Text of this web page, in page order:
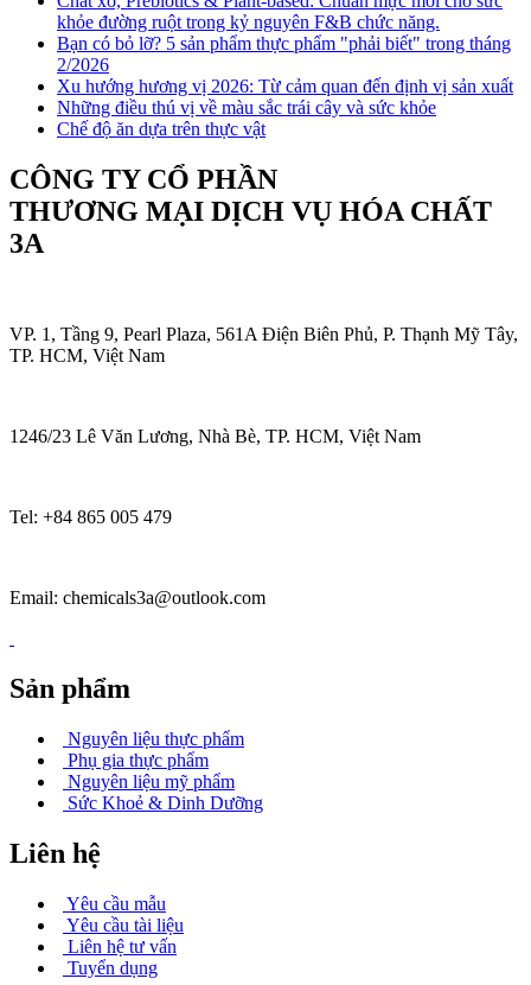
khỏe đường ruột trong kỷ nguyên F&B chức năng.
Bạn có bỏ lỡ? 5 sản phẩm thực phẩm "phải biết" trong tháng
2/2026
Xu hướng hương vị 2026: Từ cảm quan đến định vị sản xuất
Những điều thú vị về màu sắc trái cây và sức khỏe
Chế độ ăn dựa trên thực vật
CÔNG TY CỔ PHẦN
THƯƠNG MẠI DỊCH VỤ HÓA CHẤT
3A
VP. 1, Tầng 9, Pearl Plaza, 561A Điện Biên Phủ, P. Thạnh Mỹ Tây,
TP. HCM, Việt Nam
1246/23 Lê Văn Lương, Nhà Bè, TP. HCM, Việt Nam
Tel: +84 865 005 479
Email: chemicals3a@outlook.com
Sản phẩm
Nguyên liệu thực phẩm
Phụ gia thực phẩm
Nguyên liệu mỹ phẩm
Sức Khoẻ & Dinh Dưỡng
Liên hệ
Yêu cầu mẫu
Yêu cầu tài liệu
Liên hệ tư vấn
Tuyển dụng